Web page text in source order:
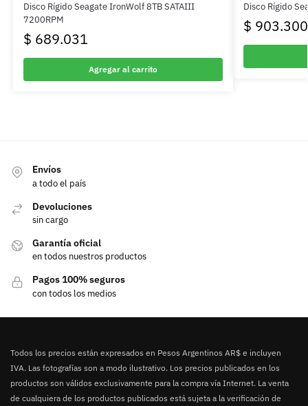
Disco Rígido Seagate IronWolf 8TB SATAIII
7200RPM
$ 689.031
Agregar al carrito
Disco Rígido
$ 903.300
Envíos
a todo el país
Devoluciones
sin cargo
Garantía oficial
en todos nuestros productos
Pagos 100% seguros
con todos los medios
Todos los precios están expresados en Pesos Argentinos AR$ e incluyen
IVA. Las fotografías son a modo ilustrativo. Los precios publicados en los
productos son válidos exclusivamente para la compra vía Internet. La venta
de cualquiera de los productos publicados está sujeta a la verificación de